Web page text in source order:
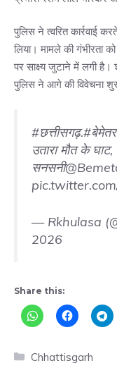
पुलिस ने त्वरित कार्रवाई
लिया। मामले की गंभीरता
पर साक्ष्य जुटाने में लगी है।
पुलिस ने आगे की विवेचना
#छत्तीसगढ़.
उतारा मौत के
सनसनी
— Rkhulasa
2026
Share this:
Categories
Chhattisgarh